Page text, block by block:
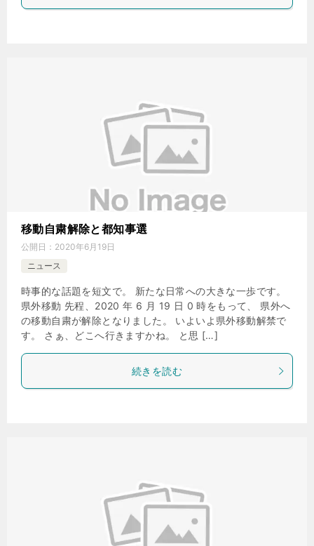
移動自粛解除と都知事選
公開日： 2020年6月19日
ニュース
時事的な話題を短文で。 新たな日常への大きな一歩です。
県外移動 先程、2020 年 6 月 19 日 0 時をもって、 県外へ
の移動自粛が解除となりました。 いよいよ県外移動解禁で
す。 さぁ、どこへ行きますかね。 と思 […]
続きを読む